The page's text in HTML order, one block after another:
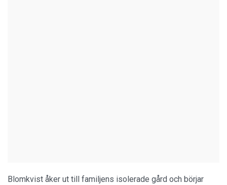
Blomkvist åker ut till familjens isolerade gård och börjar